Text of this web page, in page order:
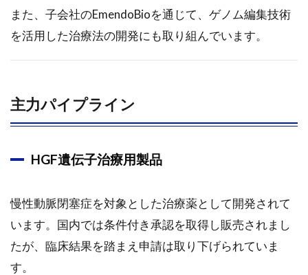
成長
戦略
4.4.1
戦略
また、子会社のEmendoBioを通じて、ゲノム編集技術
を活用した治療法の開発にも取り組んでいます。
主力パイプライン
HGF遺伝子治療用製品
慢性動脈閉塞症を対象とした治療薬として開発されて
います。国内では条件付き承認を取得し販売されまし
たが、臨床結果を踏まえ申請は取り下げられていま
す。